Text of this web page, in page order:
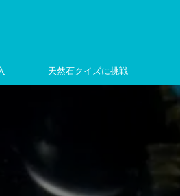
天然石クイズに挑戦